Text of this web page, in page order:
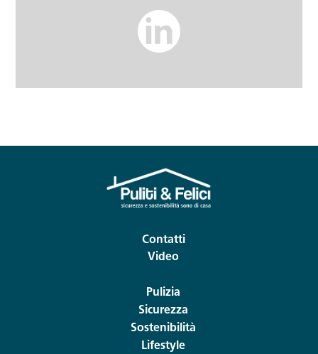
Contatti
Video
Pulizia
Sicurezza
Sostenibilità
Lifestyle